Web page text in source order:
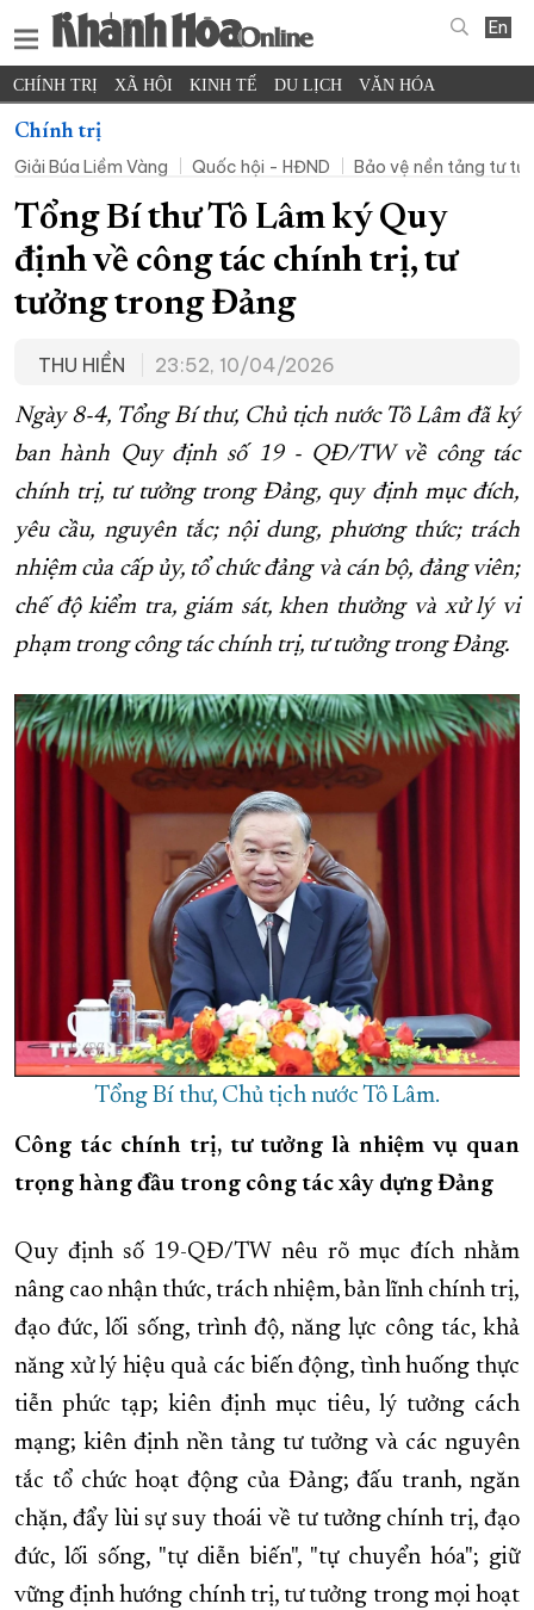
En
CHÍNH TRỊ XÃ HỘI KINH TẾ DU LỊCH VĂN HÓA
THỂ THAO
KHOA HỌC - CÔNG NGHỆ PHÁP LUẬT BẠN ĐỌC PHÓNG SỰ
THẾ GIỚI MULTIMEDIA VIDEO ĐỌC BÁO ONLINE
PODCAST THÔNG TIN - QUẢNG CÁO
QUY HOẠCH TỈNH KHÁNH HÒA
CHUNG TAY CẢI CÁCH HÀNH CHÍNH
XÂY DỰNG NÔNG THÔN MỚI LỊCH CẮT ĐIỆN
TÀU - XE - MÁY BAY
KỶ NIỆM 370 NĂM XÂY DỰNG VÀ PHÁT TRIỂN TỈNH KHÁNH HÒA
KHOẢNH KHẮC ĐẸP XỨ TRẦM
XÂY DỰNG KHÁNH HÒA TRỞ THÀNH THÀNH PHỐ TRỰC THUỘC
ĐẠI HỘI ĐẢNG CÁC CẤP TRANG CHỦ VỀ BÁO KHÁNH HÒA
Chính trị
Giải Búa Liềm Vàng
Quốc hội - HĐND Bảo vệ nền tảng tư
Tổng Bí thư Tô Lâm ký Quy
định về công tác chính trị, tư
tưởng trong Đảng
THU HIỀN 23:52, 10/04/2026
Ngày 8-4, Tổng Bí thư, Chủ tịch nước Tô Lâm đã ký
ban hành Quy định số 19 - QĐ/TW về công tác
chính trị, tư tưởng trong Đảng, quy định mục đích,
yêu cầu, nguyên tắc; nội dung, phương thức; trách
nhiệm của cấp ủy, tổ chức đảng và cán bộ, đảng viên;
chế độ kiểm tra, giám sát, khen thưởng và xử lý vi
phạm trong công tác chính trị, tư tưởng trong Đảng.
Tổng Bí thư, Chủ tịch nước Tô Lâm.
Công tác chính trị, tư tưởng là nhiệm vụ quan
trọng hàng đầu trong công tác xây dựng Đảng
Quy định số 19-QĐ/TW nêu rõ mục đích nhằm
nâng cao nhận thức, trách nhiệm, bản lĩnh chính trị,
đạo đức, lối sống, trình độ, năng lực công tác, khả
năng xử lý hiệu quả các biến động, tình huống thực
tiễn phức tạp; kiên định mục tiêu, lý tưởng cách
mạng; kiên định nền tảng tư tưởng và các nguyên
tắc tổ chức hoạt động của Đảng; đấu tranh, ngăn
chặn, đẩy lùi sự suy thoái về tư tưởng chính trị, đạo
đức, lối sống, "tự diễn biến", "tự chuyển hóa"; giữ
vững định hướng chính trị, tư tưởng trong mọi hoạt